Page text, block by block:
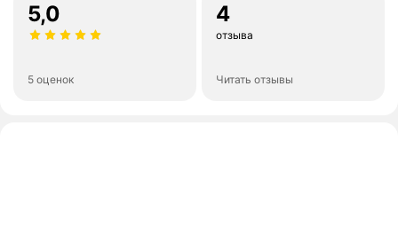
5,0
5 оценок
4
отзыва
Читать отзывы